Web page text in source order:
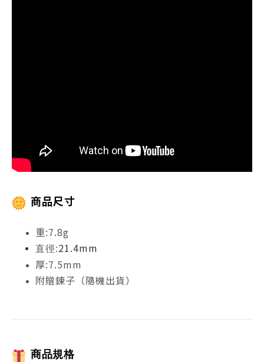
商品尺寸
重:7.8g
直徑:21.4mm
厚:7.5mm
附贈鍊子（隨機出貨）
商品規格